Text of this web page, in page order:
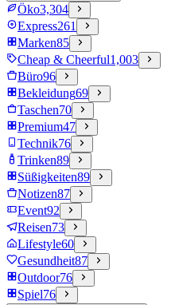
Öko3,304
Express261
Marken85
Cheap & Cheerful1,003
Büro96
Bekleidung69
Taschen70
Premium47
Technik76
Trinken89
Süßigkeiten89
Notizen87
Event92
Reisen73
Lifestyle60
Gesundheit87
Outdoor76
Spiel76